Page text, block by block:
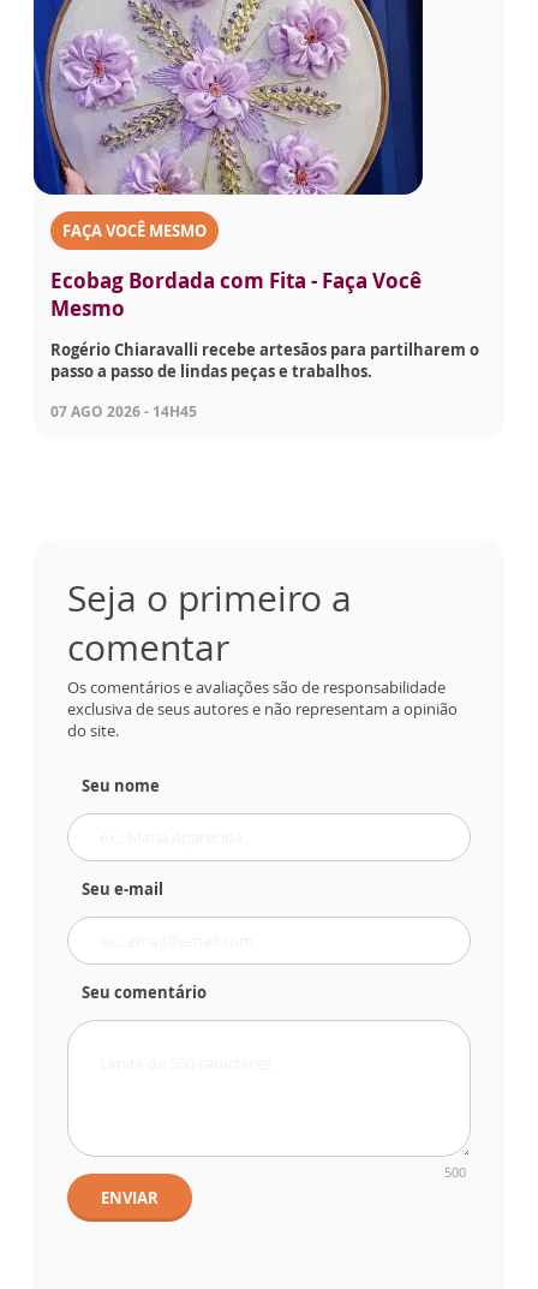
FAÇA VOCÊ MESMO
Ecobag Bordada com Fita - Faça Você
Mesmo
Rogério Chiaravalli recebe artesãos para partilharem o
passo a passo de lindas peças e trabalhos.
07 AGO 2026 - 14H45
Seja o primeiro a
comentar
Os comentários e avaliações são de responsabilidade
exclusiva de seus autores e não representam a opinião
do site.
Seu nome
Seu e-mail
Seu comentário
500
ENVIAR